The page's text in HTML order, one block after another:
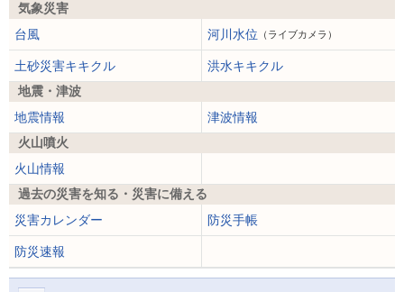
気象災害
台風
河川水位 （ライブカメラ）
土砂災害キキクル
洪水キキクル
地震・津波
地震情報
津波情報
火山噴火
火山情報
過去の災害を知る・災害に備える
災害カレンダー
防災手帳
防災速報